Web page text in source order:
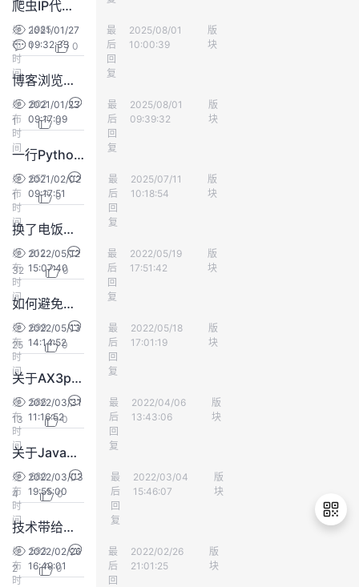
爬虫IP代理池代码记录
发
布
时
间
2021/01/27
09:32:33
最
后
回
复
AmosHugo
2025/08/01
10:00:39
版
块
1985
1
0
博客浏览量刷新
发
布
时
间
2021/01/23
09:17:09
最
后
回
复
AmosHugo
2025/08/01
09:39:32
版
块
802
1
0
一行Python代码能做出的事情1
发
布
时
间
2021/02/02
09:17:51
最
后
回
复
AmosHugo
2025/07/11
10:18:54
版
块
657
1
0
换了电饭煲后变穷
发
布
时
间
2022/05/12
15:07:40
最
后
回
复
小小2018
2022/05/19
17:51:42
版
块
812
32
0
如何避免错过领奖
发
布
时
间
2022/05/13
14:14:52
最
后
回
复
外围的小尘埃
2022/05/18
17:01:19
版
块
699
25
0
关于AX3pro兑换的问题
发
布
时
间
2022/03/31
11:16:52
最
后
回
复
koalalee221
2022/04/06
13:43:06
版
块
586
13
0
关于Java数组的那些事
发
布
时
间
2022/03/03
19:55:00
最
后
回
复
阿弥陀佛
2022/03/04
15:46:07
版
块
680
4
0
技术带给我的思考
发
布
时
2022/02/26
16:49:01
最
后
回
赫塔穆勒
2022/02/26
21:01:25
版
块
593
2
0